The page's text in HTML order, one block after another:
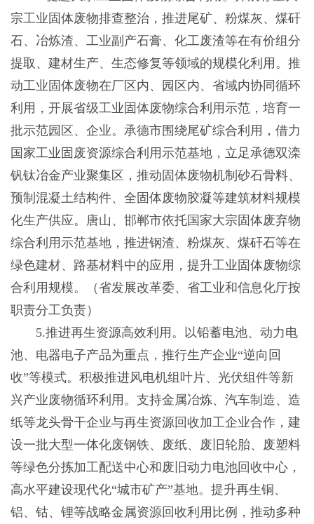
宗工业固体废物排查整治，推进尾矿、粉煤灰、煤矸
石、冶炼渣、工业副产石膏、化工废渣等在有价组分
提取、建材生产、生态修复等领域的规模化利用。推
动工业固体废物在厂区内、园区内、省域内协同循环
利用，开展省级工业固体废物综合利用示范，培育一
批示范园区、企业。承德市围绕尾矿综合利用，借力
国家工业固废资源综合利用示范基地，立足承德双滦
钒钛冶金产业聚集区，推动固体废物机制砂石骨料、
预制混凝土结构件、全固体废物胶凝等建筑材料规模
化生产供应。唐山、邯郸市依托国家大宗固体废弃物
综合利用示范基地，推进钢渣、粉煤灰、煤矸石等在
绿色建材、路基材料中的应用，提升工业固体废物综
合利用规模。（省发展改革委、省工业和信息化厅按
职责分工负责）
5.推进再生资源高效利用。以铅蓄电池、动力电
池、电器电子产品为重点，推行生产企业“逆向回
收”等模式。积极推进风电机组叶片、光伏组件等新
兴产业废物循环利用。支持金属冶炼、汽车制造、造
纸等龙头骨干企业与再生资源回收加工企业合作，建
设一批大型一体化废钢铁、废纸、废旧轮胎、废塑料
等绿色分拣加工配送中心和废旧动力电池回收中心，
高水平建设现代化“城市矿产”基地。提升再生铜、
铝、钴、锂等战略金属资源回收利用比例，推动多种